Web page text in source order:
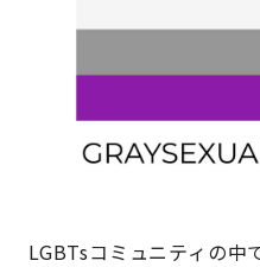
LGBTsコミュニティの中